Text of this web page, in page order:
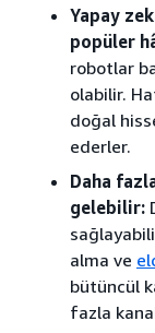
Yapay
popüler
robotlar
olabilir.
doğal
ederler.
Daha
gelebilir:
alma ve
bütüncül
fazla